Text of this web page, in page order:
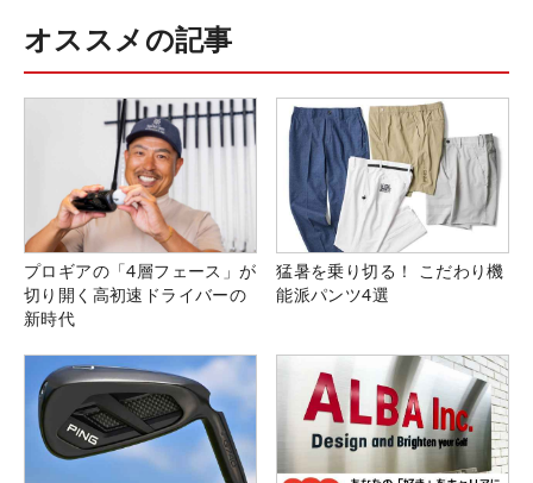
オススメの記事
プロギアの「4層フェース」が
切り開く高初速ドライバーの
新時代
猛暑を乗り切る！ こだわり機
能派パンツ4選